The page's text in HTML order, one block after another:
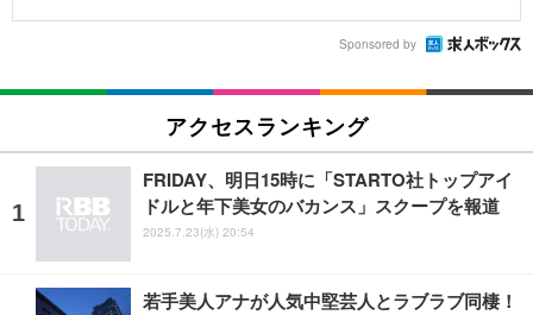
Sponsored by
アクセスランキング
FRIDAY、明日15時に「STARTO社トップアイ
ドルと年下美女のバカンス」スクープを報道
2025.7.23(水) 20:54
若手美人アナが人気中堅芸人とラブラブ同棲！